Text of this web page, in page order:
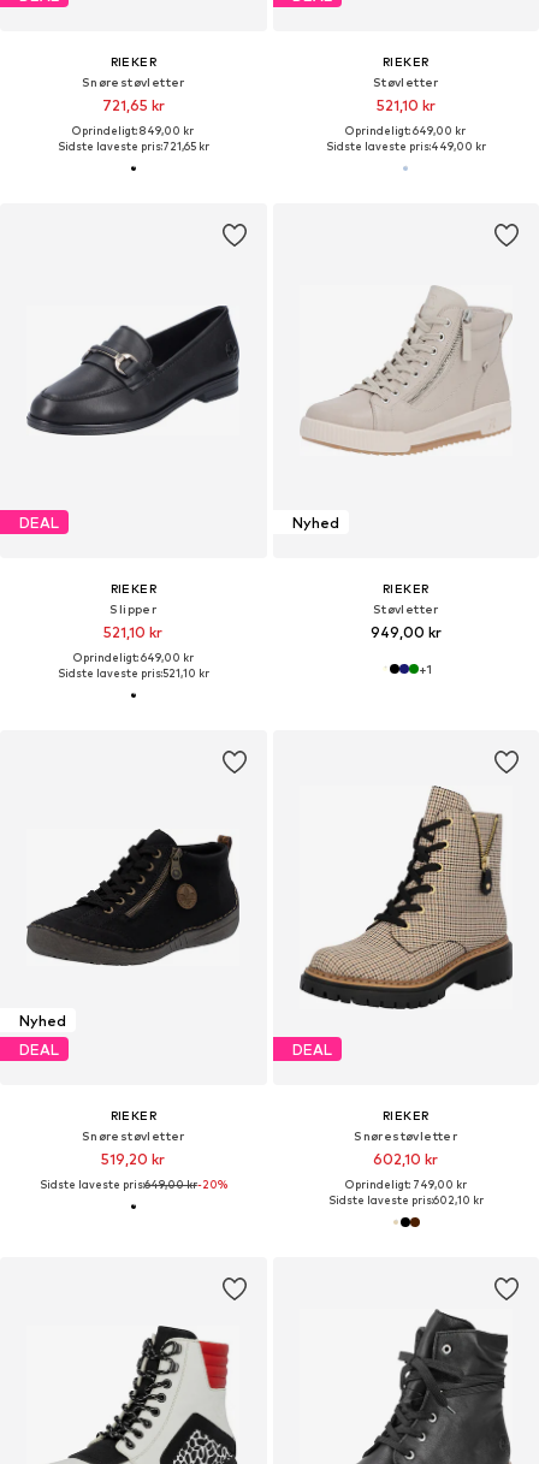
RIEKER
Snørestøvletter
721,65 kr
Oprindeligt: 849,00 kr
Sidste laveste pris:721,65 kr
RIEKER
Støvletter
521,10 kr
Oprindeligt: 649,00 kr
Sidste laveste pris:449,00 kr
DEAL
RIEKER
Slipper
521,10 kr
Oprindeligt: 649,00 kr
Sidste laveste pris:521,10 kr
Nyhed
RIEKER
Støvletter
949,00 kr
+1
Nyhed
DEAL
RIEKER
Snørestøvletter
519,20 kr
Sidste laveste pris:649,00 kr-20%
DEAL
RIEKER
Snørestøvletter
602,10 kr
Oprindeligt: 749,00 kr
Sidste laveste pris:602,10 kr